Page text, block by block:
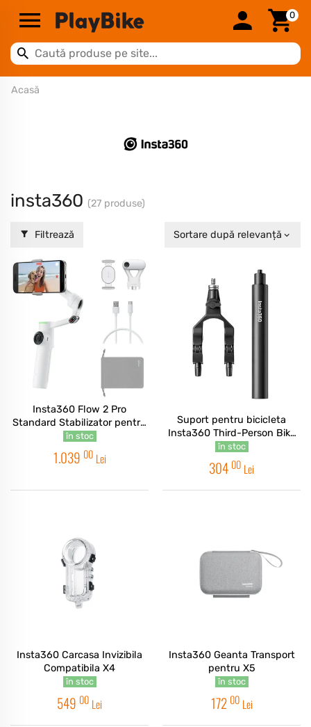
0
Acasă
insta360 (27 produse)
Filtrează Sortare după relevanță
Insta360 Flow 2 Pro
Standard Stabilizator pentru
Smartphone Alb
în stoc
1.039 00 Lei
Suport pentru bicicleta
Insta360 Third-Person Bike
Tail Mount
în stoc
304 00 Lei
Insta360 Carcasa Invizibila
Compatibila X4
în stoc
549 00 Lei
Insta360 Geanta Transport
pentru X5
în stoc
172 00 Lei